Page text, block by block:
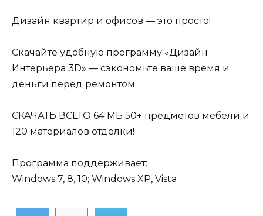
Дизайн квартир и офисов — это просто!
Скачайте удобную программу «Дизайн
Интерьера 3D» — сэкономьте ваше время и
деньги перед ремонтом.
СКАЧАТЬ ВСЕГО 64 МБ 50+ предметов мебели и
120 материалов отделки!
Программа поддерживает:
Windows 7, 8, 10; Windows XP, Vista